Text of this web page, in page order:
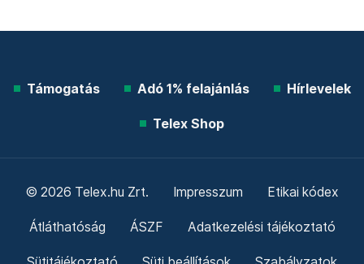
Támogatás Adó 1% felajánlás Hírlevelek
Telex Shop
© 2026 Telex.hu Zrt. Impresszum Etikai kódex
Átláthatóság ÁSZF Adatkezelési tájékoztató